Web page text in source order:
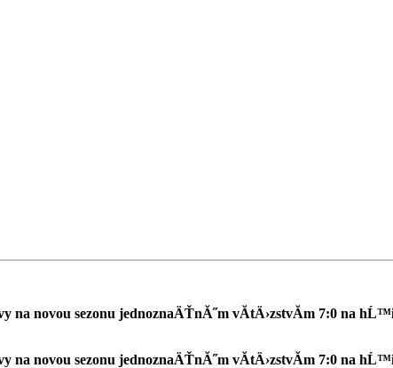
novou sezonu jednoznaÄŤnĂ˝m vĂ­tÄ›zstvĂ­m 7:0 na
novou sezonu jednoznaÄŤnĂ˝m vĂ­tÄ›zstvĂ­m 7:0 na